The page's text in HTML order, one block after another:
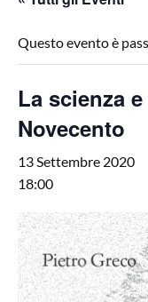
Questo evento è
La scienza
Novecento
13 Settembre 2020
18:00